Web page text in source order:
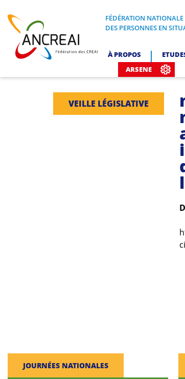
content
ANCREAI
FÉDÉRATION
FÉDÉRATION NATIONALE
DES PERSONNES EN
À PROPOS
ARSENE
VEILLE LÉGISLATIVE
JOURNÉES NATIONALES